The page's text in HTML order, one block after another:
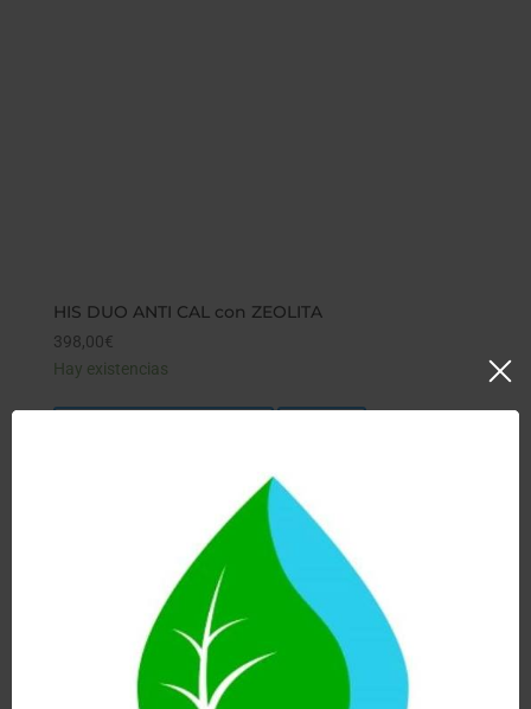
HIS DUO ANTI CAL con ZEOLITA
398,00€
Hay existencias